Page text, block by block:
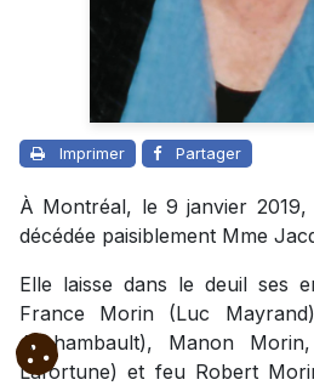
Imprimer Partager
À Montréal, le 9 janvier 2019,
décédée paisiblement Mme
Elle laisse dans le deuil ses
France Morin (Luc
Archambault), Manon
Lafortune) et feu Robert